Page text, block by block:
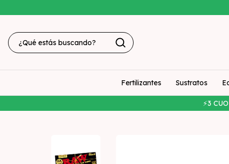
⚡3
Fertilizantes Sustratos